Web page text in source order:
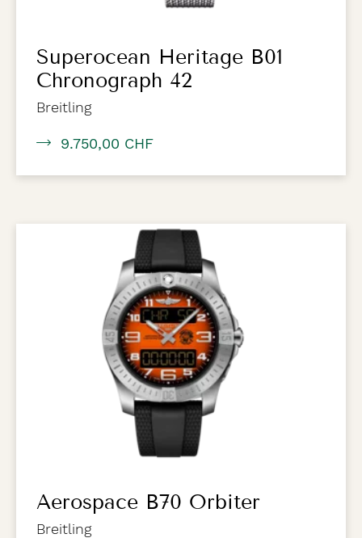
Superocean Heritage B01
Chronograph 42
Breitling
9.750,00 CHF
Aerospace B70 Orbiter
Breitling